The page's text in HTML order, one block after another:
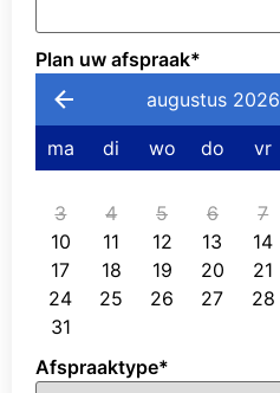
Plan uw afspraak*
augustus 2026
ma di wo do vr
3
4 5 6 7
10
11 12 13 14
17
18 19 20 21
24
25 26 27 28
31
Afspraaktype*